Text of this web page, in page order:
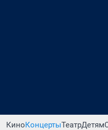
КиноКонцертыТеатрДетям